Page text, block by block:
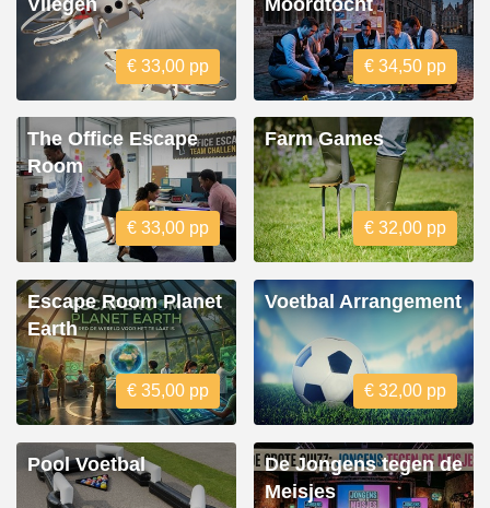
Vliegen
€ 33,00 pp
Moordtocht
€ 34,50 pp
The Office Escape
Room
€ 33,00 pp
Farm Games
€ 32,00 pp
Escape Room Planet
Earth
€ 35,00 pp
Voetbal Arrangement
€ 32,00 pp
Pool Voetbal
De Jongens tegen de
Meisjes